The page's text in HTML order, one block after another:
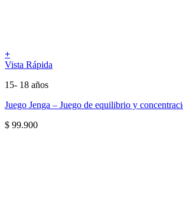
+
Vista Rápida
15- 18 años
Juego Jenga – Juego de equilibrio y
$ 99.900